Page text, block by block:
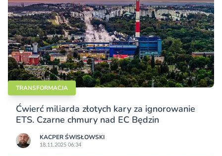
TRANSFORMACJA
Ćwierć miliarda złotych kary za ignorowanie
ETS. Czarne chmury nad EC Będzin
KACPER ŚWISŁO­WSKI
18.11.2025 06:34